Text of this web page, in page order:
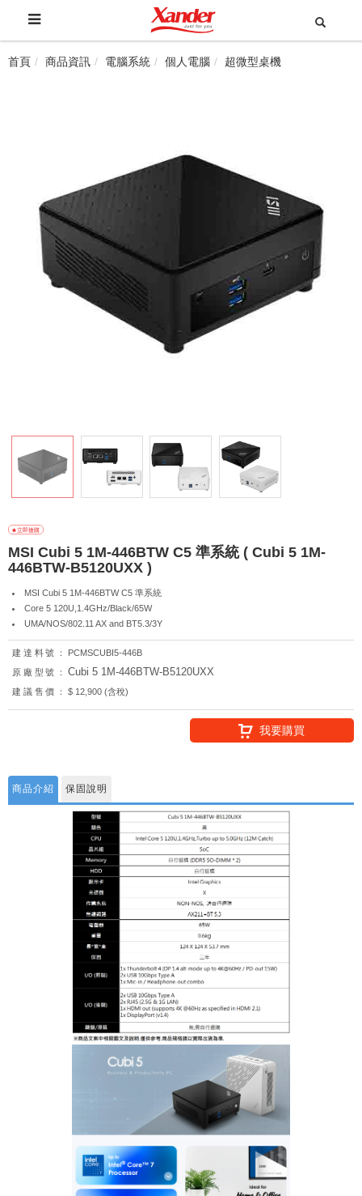
首頁 商品資訊 電腦系統 個人電腦 超微型桌機
MSI Cubi 5 1M-446BTW C5 準系統 ( Cubi 5 1M-
446BTW-B5120UXX )
MSI Cubi 5 1M-446BTW C5 準系統
Core 5 120U,1.4GHz/Black/65W
UMA/NOS/802.11 AX and BT5.3/3Y
建達料號：
PCMSCUBI5-446B
原廠型號：
Cubi 5 1M-446BTW-B5120UXX
建議售價： $ 12,900 (含稅)
我要購買
商品介紹 保固說明